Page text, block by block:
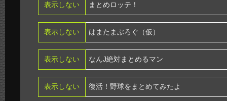
表示しない まとめロッテ！
表示しない はまたまぶろぐ（仮）
表示しない なんJ絶対まとめるマン
表示しない 復活！野球をまとめてみたよ